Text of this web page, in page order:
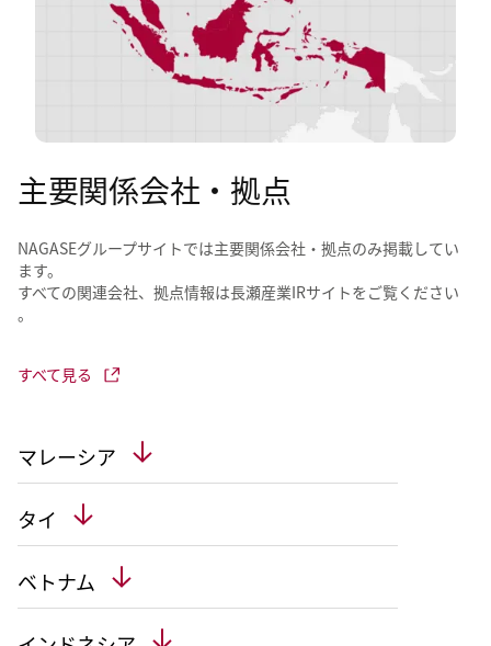
主要関係会社・拠点
NAGASEグループサイトでは主要関係会社・拠点のみ掲載してい
ます。​
すべての関連会社、拠点情報は長瀬産業IRサイトをご覧ください​
。
すべて見る
マレーシア
タイ
ベトナム